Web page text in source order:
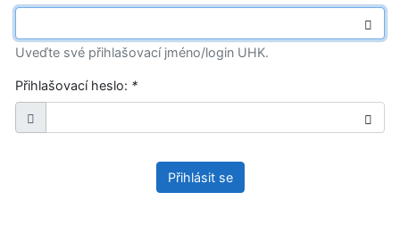
Uveďte své přihlašovací jméno/login UHK.
Přihlašovací heslo: *
Přihlásit se